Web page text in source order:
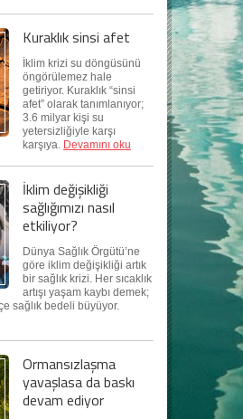
Kuraklık sinsi afet
İklim krizi su döngüsünü
öngörülemez hale
getiriyor. Kuraklık “sinsi
afet” olarak tanımlanıyor;
3.6 milyar kişi su
yetersizliğiyle karşı
karşıya. Devamını oku
İklim değişikliği
sağlığımızı nasıl
etkiliyor?
Dünya Sağlık Örgütü’ne
göre iklim değişikliği artık
bir sağlık krizi. Her sıcaklık
artışı yaşam kaybı demek;
sağlık bedeli büyüyor.
Ormansızlaşma
yavaşlasa da baskı
devam ediyor